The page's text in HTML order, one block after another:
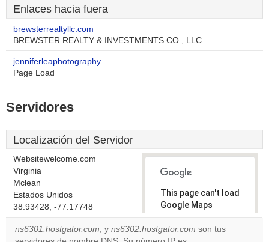
Enlaces hacia fuera
brewsterrealtyllc.com
BREWSTER REALTY & INVESTMENTS CO., LLC
jenniferleaphotography..
Page Load
Servidores
Localización del Servidor
Websitewelcome.com
Virginia
Mclean
Estados Unidos
38.93428, -77.17748
This page can't load
Google Maps
correctly.
ns6301.hostgator.com, y ns6302.hostgator.com son tus